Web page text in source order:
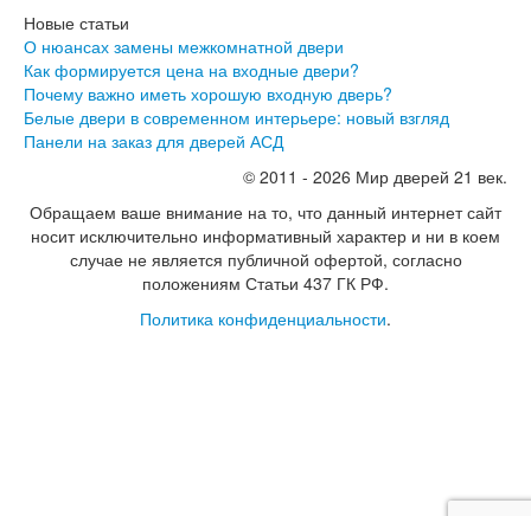
Двери АСД
Двери Ратибор
Двери Аргус
Тамбурные двери
Межкомнатные двери
Вест
Галерея
Геометрия
Графика
Империя
Новые статьи
О нюансах замены межкомнатной двери
Как формируется цена на входные двери?
Почему важно иметь хорошую входную дверь?
Белые двери в современном интерьере: новый взгляд
Панели на заказ для дверей АСД
© 2011 - 2026 Мир дверей 21 век.
Обращаем ваше внимание на то, что данный интернет сайт
носит исключительно информативный характер и ни в коем
случае не является публичной офертой, согласно
положениям Статьи 437 ГК РФ.
Политика конфиденциальности.